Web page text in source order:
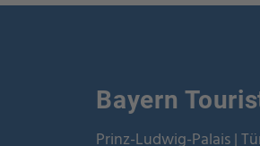
Bayern
Prinz-Ludwig-Palais |